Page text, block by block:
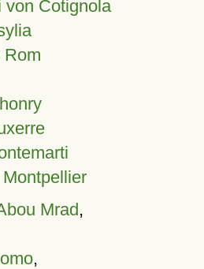
von Cotignola
Rom
Mrad,
,